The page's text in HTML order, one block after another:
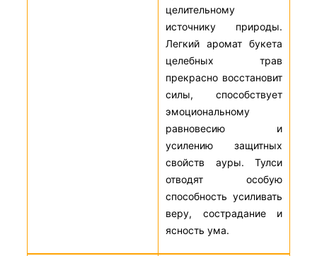
целительному
источнику природы.
Легкий аромат букета
целебных трав
прекрасно восстановит
силы, способствует
эмоциональному
равновесию и
усилению защитных
свойств ауры. Тулси
отводят особую
способность усиливать
веру, сострадание и
ясность ума.